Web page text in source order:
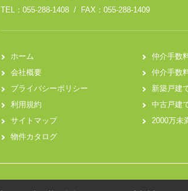
TEL：055-288-1408 / FAX：055-288-1409
ホーム
会社概要
プライバシーポリシー
利用規約
サイトマップ
物件カタログ
仲介手数
仲介手数
新築戸建
中古戸建
2000万未